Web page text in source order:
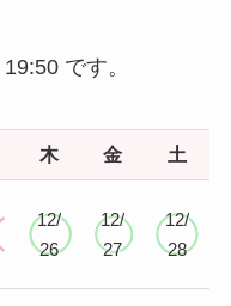
です。
木 金 土
12/
26
12/
27
12/
28